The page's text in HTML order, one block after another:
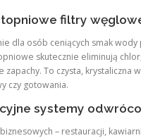
filtry
dla osób ceniących smak wody
skutecznie eliminują
zapachy. To czysta, krystaliczna
czy gotowania.
systemy
– restauracji,